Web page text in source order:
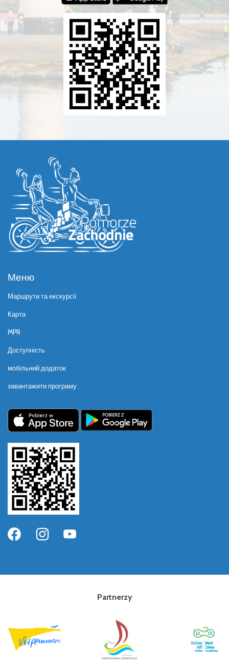
Меню
Маршрути та екскурсії
Карта
MPR
Доступність
мобільний додаток
завантажити програму
Partnerzy